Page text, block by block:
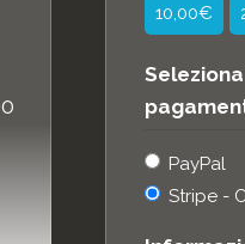
10,00€
PayPal
Stripe -